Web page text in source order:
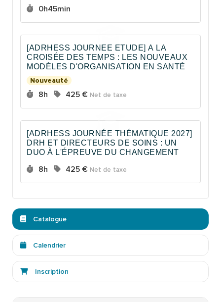
Durée :
0h45min
[ADRHESS JOURNEE ETUDE] A LA
CROISÉE DES TEMPS : LES NOUVEAUX
MODÈLES D'ORGANISATION EN SANTÉ
Nouveauté
Durée :
8h Prix :
425 € Net de taxe
[ADRHESS JOURNÉE THÉMATIQUE 2027]
DRH ET DIRECTEURS DE SOINS : UN
DUO À L'ÉPREUVE DU CHANGEMENT
Durée :
8h Prix :
425 € Net de taxe
Catalogue
Calendrier
Inscription